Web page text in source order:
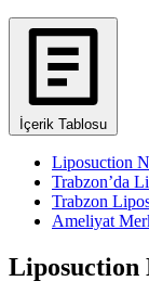
İçerik Tablosu
Liposuction
Trabzon’da
Trabzon
Ameliyat
Liposuction